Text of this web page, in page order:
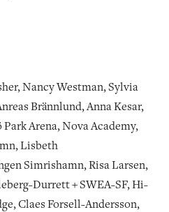
Nancy Westman, Sylvia
Brännlund, Anna Kesar,
Park Arena, Nova Academy,
Lisbeth
Simrishamn, Risa Larsen,
Durrett + SWEA-SF, Hi-
Claes Forsell-Andersson,